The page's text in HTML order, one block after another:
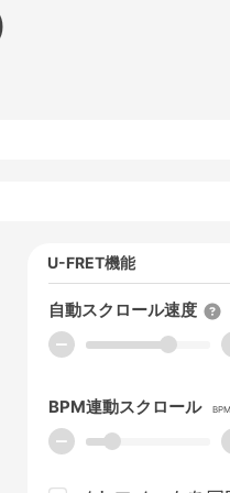
U-FRET機能
自動スクロール速度
ー
BPM連動スクロール
ー